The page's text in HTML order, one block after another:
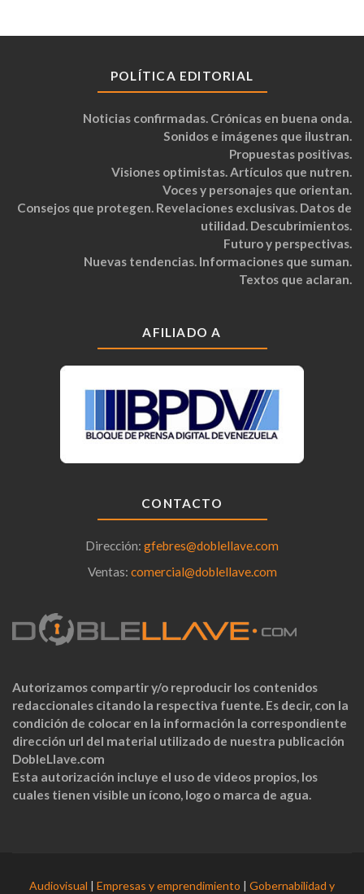
POLÍTICA EDITORIAL
Noticias confirmadas. Crónicas en buena onda.
Sonidos e imágenes que ilustran.
Propuestas positivas.
Visiones optimistas. Artículos que nutren.
Voces y personajes que orientan.
Consejos que protegen. Revelaciones exclusivas. Datos de
utilidad. Descubrimientos.
Futuro y perspectivas.
Nuevas tendencias. Informaciones que suman.
Textos que aclaran.
AFILIADO A
CONTACTO
Dirección: gfebres@doblellave.com
Ventas: comercial@doblellave.com
Autorizamos compartir y/o reproducir los contenidos
redaccionales citando la respectiva fuente. Es decir, con la
condición de colocar en la información la correspondiente
dirección url del material utilizado de nuestra publicación
DobleLlave.com
Esta autorización incluye el uso de videos propios, los
cuales tienen visible un ícono, logo o marca de agua.
Audiovisual | Empresas y emprendimiento | Gobernabilidad y